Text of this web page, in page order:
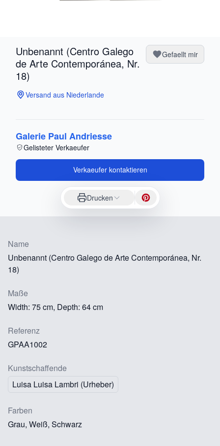
Unbenannt (Centro Galego
de Arte Contemporánea, Nr.
18)
Gefaellt mir
Versand aus Niederlande
Galerie Paul Andriesse
Gelisteter Verkaeufer
Verkaeufer kontaktieren
Drucken
Name
Unbenannt (Centro Galego de Arte Contemporánea, Nr.
18)
Maße
Width: 75 cm, Depth: 64 cm
Referenz
GPAA1002
Kunstschaffende
Luisa Luisa Lambri (Urheber)
Farben
Grau, Weiß, Schwarz